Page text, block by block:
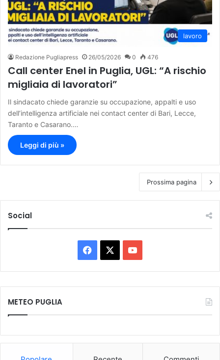
lavoro
Redazione Pugliapress 26/05/2026 0 476
Call center Enel in Puglia, UGL: “A rischio
migliaia di lavoratori”
Il sindacato chiede garanzie su occupazione, appalti e uso
dell’intelligenza artificiale nei contact center di Bari, Lecce,
Taranto e Casarano.…
Leggi di più »
Prossima pagina
Social
a
c
o
u
METEO PUGLIA